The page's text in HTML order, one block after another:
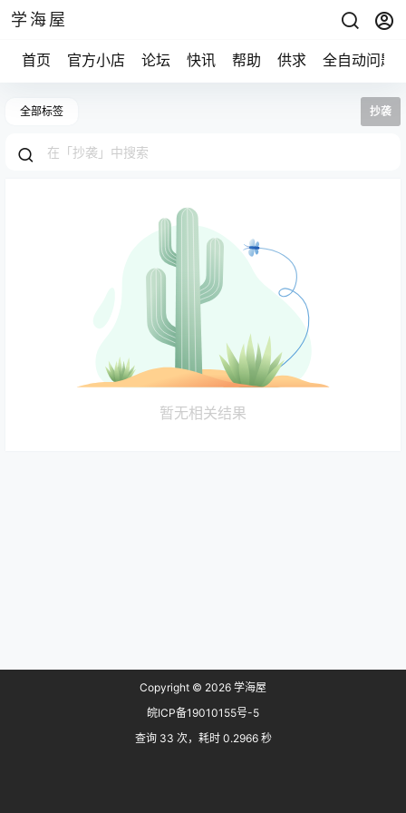
学海屋
首页 官方小店 论坛 快讯 帮助 供求 全自动问题
全部标签 抄袭
暂无相关结果
Copyright © 2026 学海屋
皖ICP备19010155号-5
查询 33 次，耗时 0.2966 秒